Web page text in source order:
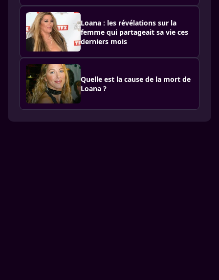
Loana : les révélations sur la
femme qui partageait sa vie ces
derniers mois
Quelle est la cause de la mort de
Loana ?